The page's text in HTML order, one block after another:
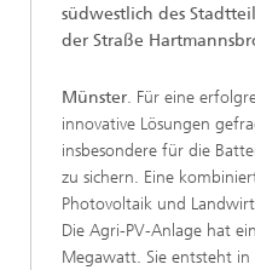
südwestlich des
der Straße
Münster. Für eine
innovative Lösungen
insbesondere für die
zu sichern. Eine
Photovoltaik und
Die Agri-PV-Anlage hat
Megawatt. Sie entsteht